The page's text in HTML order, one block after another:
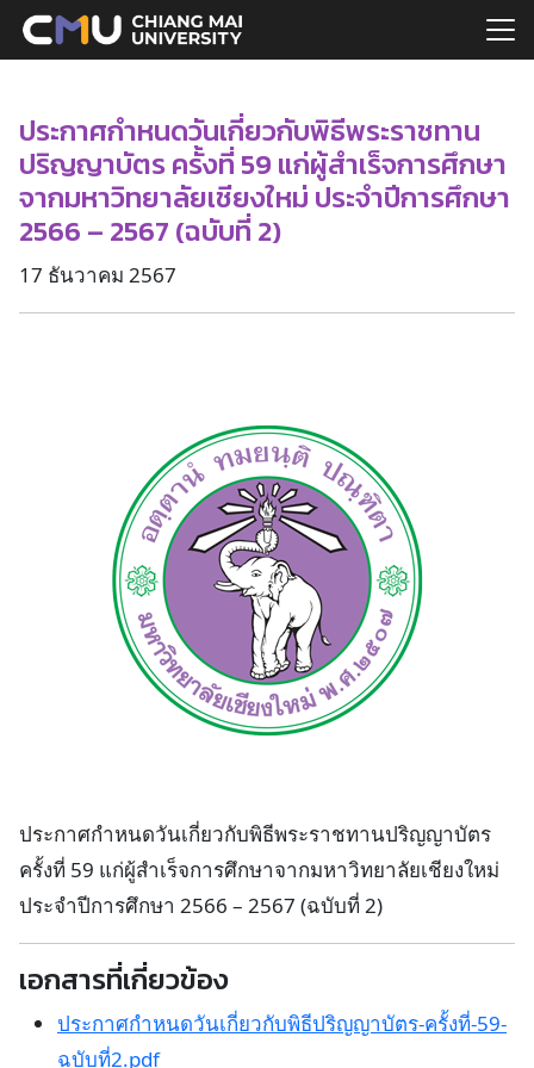
Skip
ประกาศกำหนดวันเกี่ยวกับพิธีพระราชทาน
ปริญญาบัตร ครั้งที่ 59 แก่ผู้สำเร็จการศึกษา
จากมหาวิทยาลัยเชียงใหม่ ประจำปีการศึกษา
2566 – 2567 (ฉบับที่ 2)
17 ธันวาคม 2567
ประกาศกำหนดวันเกี่ยวกับพิธีพระราชทานปริญญาบัตร
ครั้งที่ 59 แก่ผู้สำเร็จการศึกษาจากมหาวิทยาลัยเชียงใหม่
ประจำปีการศึกษา 2566 – 2567 (ฉบับที่ 2)
เอกสารที่เกี่ยวข้อง
ประกาศกำหนดวันเกี่ยวกับพิธีปริญญาบัตร-ครั้งที่-59-
ฉบับที่2.pdf